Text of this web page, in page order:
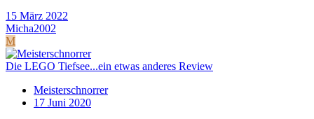
15 März 2022
Micha2002
M
Die LEGO Tiefsee...ein etwas anderes Review
Meisterschnorrer
17 Juni 2020